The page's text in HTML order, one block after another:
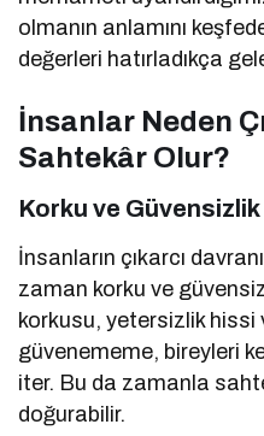
olmanın anlamını
değerleri hatırladıkça
İnsanlar Neden
Sahtekâr Olur?
Korku ve Güvensizlik
İnsanların çıkarcı
zaman korku ve
korkusu, yetersizlik hissi
güvenememe, bireyleri
iter. Bu da zamanla
doğurabilir.